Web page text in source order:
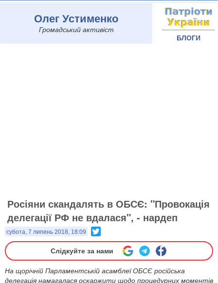
Олег Устименко
Громадський активіст
БЛОГИ
Росіяни скандалять в ОБСЄ: "Провокація
делегації РФ не вдалася", - нардеп
субота, 7 липень 2018, 18:09
Слідкуйте за нами
На щорічній Парламентській асамблеї ОБСЄ російська
делегація намагалася оскаржити щодо процедурних моментів